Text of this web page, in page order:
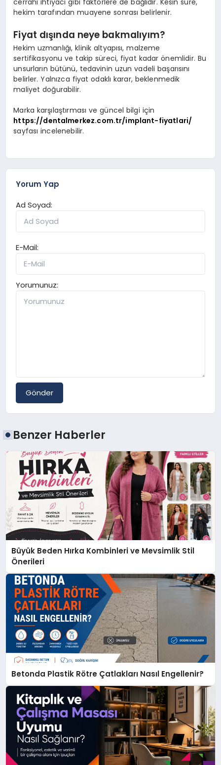
cerrahi ihtiyacı gibi faktörlere de bağlıdır. Kesin süre,
hekim tarafından muayene sonrası belirlenir.
Fiyat dışında neye bakmalıyım?
Hekim uzmanlığı, klinik altyapısı, malzeme
sertifikasyonu ve takip süreci, fiyat kadar önemlidir. Bu
unsurların bütünü, tedavinin uzun vadeli başarısını
belirler. Yalnızca fiyat odaklı karar, beklenmedik
maliyet doğurabilir.
Marka karşılaştırması ve güncel bilgi için
https://dentalmerkez.com.tr/implant-fiyatlari/
sayfası incelenebilir.
Yorum Yap
Ad Soyad:
E-Mail:
Yorumunuz:
Gönder
Benzer Haberler
Büyük Beden Hırka Kombinleri ve Mevsimlik Stil
Önerileri
Betonda Plastik Rötre Çatlakları Nasıl Engellenir?